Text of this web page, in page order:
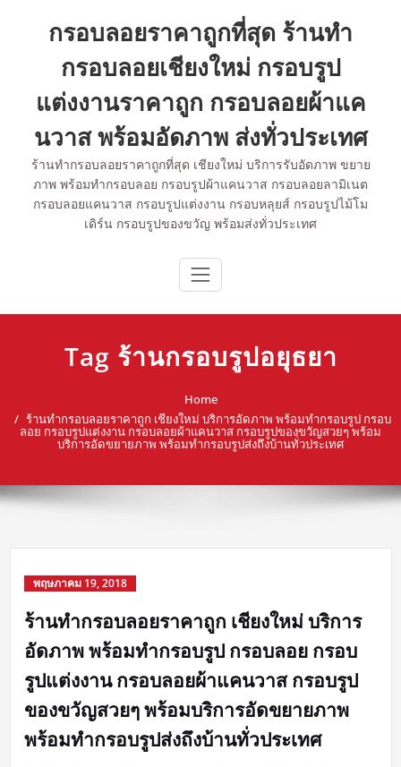
กรอบลอยราคาถูกที่สุด ร้านทำ
กรอบลอยเชียงใหม่ กรอบรูป
แต่งงานราคาถูก กรอบลอยผ้าแค
นวาส พร้อมอัดภาพ ส่งทั่วประเทศ
ร้านทำกรอบลอยราคาถูกที่สุด เชียงใหม่ บริการรับอัดภาพ ขยาย
ภาพ พร้อมทำกรอบลอย กรอบรูปผ้าแคนวาส กรอบลอยลามิเนต
กรอบลอยแคนวาส กรอบรูปแต่งงาน กรอบหลุยส์ กรอบรูปไม้โม
เดิร์น กรอบรูปของขวัญ พร้อมส่งทั่วประเทศ
Tag ร้านกรอบรูปอยุธยา
Home
ร้านทำกรอบลอยราคาถูก เชียงใหม่ บริการอัดภาพ พร้อมทำกรอบรูป กรอบ
ลอย กรอบรูปแต่งงาน กรอบลอยผ้าแคนวาส กรอบรูปของขวัญสวยๆ พร้อม
บริการอัดขยายภาพ พร้อมทำกรอบรูปส่งถึงบ้านทั่วประเทศ
พฤษภาคม 19, 2018
ร้านทำกรอบลอยราคาถูก เชียงใหม่ บริการ
อัดภาพ พร้อมทำกรอบรูป กรอบลอย กรอบ
รูปแต่งงาน กรอบลอยผ้าแคนวาส กรอบรูป
ของขวัญสวยๆ พร้อมบริการอัดขยายภาพ
พร้อมทำกรอบรูปส่งถึงบ้านทั่วประเทศ